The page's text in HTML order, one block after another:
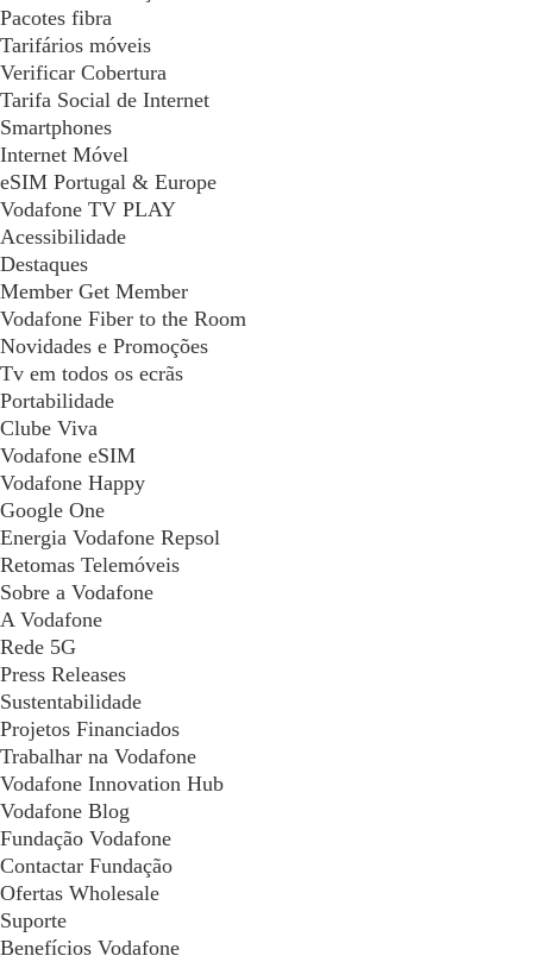
Pacotes fibra
Tarifários móveis
Verificar Cobertura
Tarifa Social de Internet
Smartphones
Internet Móvel
eSIM Portugal & Europe
Vodafone TV PLAY
Acessibilidade
Destaques
Member Get Member
Vodafone Fiber to the Room
Novidades e Promoções
Tv em todos os ecrãs
Portabilidade
Clube Viva
Vodafone eSIM
Vodafone Happy
Google One
Energia Vodafone Repsol
Retomas Telemóveis
Sobre a Vodafone
A Vodafone
Rede 5G
Press Releases
Sustentabilidade
Projetos Financiados
Trabalhar na Vodafone
Vodafone Innovation Hub
Vodafone Blog
Fundação Vodafone
Contactar Fundação
Ofertas Wholesale
Suporte
Benefícios Vodafone